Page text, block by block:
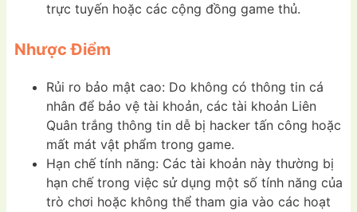
trực tuyến hoặc các cộng đồng game thủ.
Nhược Điểm
Rủi ro bảo mật cao: Do không có thông tin cá
nhân để bảo vệ tài khoản, các tài khoản Liên
Quân trắng thông tin dễ bị hacker tấn công hoặc
mất mát vật phẩm trong game.
Hạn chế tính năng: Các tài khoản này thường bị
hạn chế trong việc sử dụng một số tính năng của
trò chơi hoặc không thể tham gia vào các hoạt